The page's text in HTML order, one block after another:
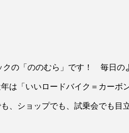
クの「ののむら」です！ 毎日の
は「いいロードバイク＝カーボ
、ショップでも、試乗会でも目
のロードバ
【快適なのに